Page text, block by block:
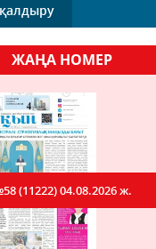
қалдыру
ЖАҢА НОМЕР
(11222)04.08.2026 ж.